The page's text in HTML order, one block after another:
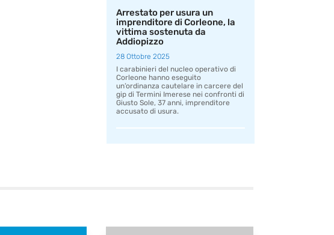
Arrestato per usura un
imprenditore di Corleone, la
vittima sostenuta da
Addiopizzo
28 Ottobre 2025
I carabinieri del nucleo operativo di
Corleone hanno eseguito
un’ordinanza cautelare in carcere del
gip di Termini Imerese nei confronti di
Giusto Sole, 37 anni, imprenditore
accusato di usura.